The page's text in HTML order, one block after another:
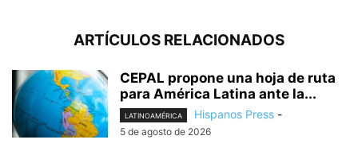
ARTÍCULOS RELACIONADOS
CEPAL propone una hoja de ruta
para América Latina ante la...
LATINOAMÉRICA Hispanos Press -
5 de agosto de 2026